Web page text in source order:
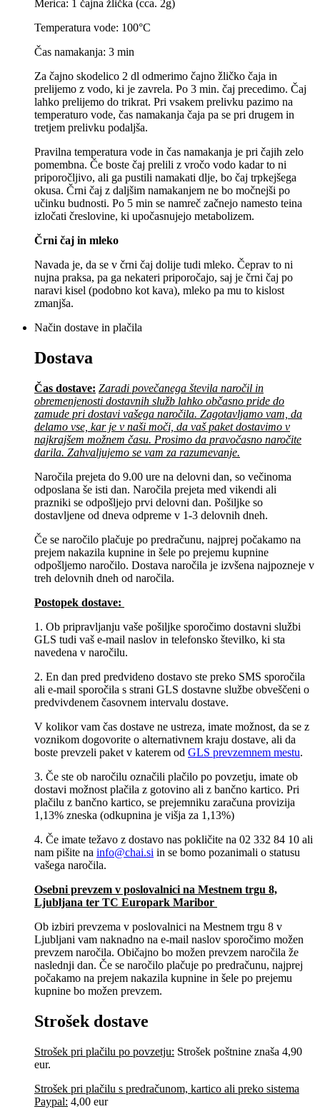
Merica: 1 čajna žlička (cca. 2g)
Temperatura vode: 100°C
Čas namakanja: 3 min
Za čajno skodelico 2 dl odmerimo čajno žličko čaja in
prelijemo z vodo, ki je zavrela. Po 3 min. čaj precedimo. Čaj
lahko prelijemo do trikrat. Pri vsakem prelivku pazimo na
temperaturo vode, čas namakanja čaja pa se pri drugem in
tretjem prelivku podaljša.
Pravilna temperatura vode in čas namakanja je pri čajih zelo
pomembna. Če boste čaj prelili z vročo vodo kadar to ni
priporočljivo, ali ga pustili namakati dlje, bo čaj trpkejšega
okusa. Črni čaj z daljšim namakanjem ne bo močnejši po
učinku budnosti. Po 5 min se namreč začnejo namesto teina
izločati čreslovine, ki upočasnujejo metabolizem.
Črni čaj in mleko
Navada je, da se v črni čaj dolije tudi mleko. Čeprav to ni
nujna praksa, pa ga nekateri priporočajo, saj je črni čaj po
naravi kisel (podobno kot kava), mleko pa mu to kislost
zmanjša.
Način dostave in plačila
Dostava
Čas dostave: Zaradi povečanega števila naročil in
obremenjenosti dostavnih služb lahko občasno pride do
zamude pri dostavi vašega naročila. Zagotavljamo vam, da
delamo vse, kar je v naši moči, da vaš paket dostavimo v
najkrajšem možnem času. Prosimo da pravočasno naročite
darila. Zahvaljujemo se vam za razumevanje.
Naročila prejeta do 9.00 ure na delovni dan, so večinoma
odposlana še isti dan. Naročila prejeta med vikendi ali
prazniki se odpošljejo prvi delovni dan. Pošiljke so
dostavljene od dneva odpreme v 1-3 delovnih dneh.
Če se naročilo plačuje po predračunu, najprej počakamo na
prejem nakazila kupnine in šele po prejemu kupnine
odpošljemo naročilo. Dostava naročila je izvšena najpozneje v
treh delovnih dneh od naročila.
Postopek dostave:
1. Ob pripravljanju vaše pošiljke sporočimo dostavni službi
GLS tudi vaš e-mail naslov in telefonsko številko, ki sta
navedena v naročilu.
2. En dan pred predvideno dostavo ste preko SMS sporočila
ali e-mail sporočila s strani GLS dostavne službe obveščeni o
predvivdenem časovnem intervalu dostave.
V kolikor vam čas dostave ne ustreza, imate možnost, da se z
voznikom dogovorite o alternativnem kraju dostave, ali da
boste prevzeli paket v katerem od GLS prevzemnem mestu.
3. Če ste ob naročilu označili plačilo po povzetju, imate ob
dostavi možnost plačila z gotovino ali z bančno kartico. Pri
plačilu z bančno kartico, se prejemniku zaračuna provizija
1,13% zneska (odkupnina je višja za 1,13%)
4. Če imate težavo z dostavo nas pokličite na 02 332 84 10 ali
nam pišite na info@chai.si in se bomo pozanimali o statusu
vašega naročila.
Osebni prevzem v poslovalnici na Mestnem trgu 8,
Ljubljana​ ter TC Europark Maribor
Ob izbiri prevzema v poslovalnici na Mestnem trgu 8 v
Ljubljani vam naknadno na e-mail naslov sporočimo možen
prevzem naročila. Običajno bo možen prevzem naročila že
naslednji dan. Če se naročilo plačuje po predračunu, najprej
počakamo na prejem nakazila kupnine in šele po prejemu
kupnine bo možen prevzem.
Strošek dostave
Strošek pri plačilu po povzetju: Strošek poštnine znaša 4,90
eur.
Strošek pri plačilu s predračunom, kartico ali preko sistema
Paypal: 4,00 eur